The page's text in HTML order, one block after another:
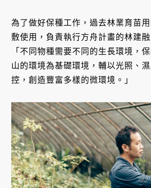
為了做好保種工作，過去林業育苗
敷使用，負責執行方舟計畫的林建融
「不同物種需要不同的生長環境，
山的環境為基礎環境，輔以光照、
控，創造豐富多樣的微環境。」